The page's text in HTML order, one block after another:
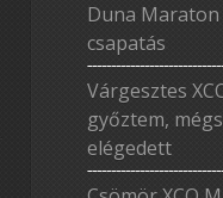
Duna
csapatás
Várgesztes
győztem,
elégedett